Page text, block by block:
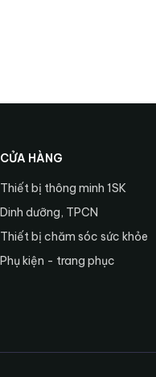
CỬA HÀNG
Thiết bị thông minh 1SK
Dinh dưỡng, TPCN
Thiết bị chăm sóc sức khỏe
Phụ kiện - trang phục